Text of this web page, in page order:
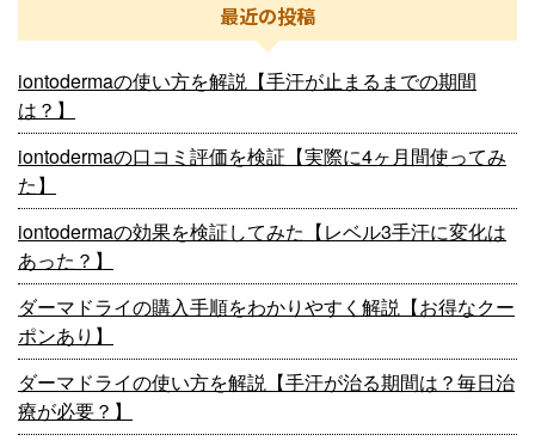
最近の投稿
iontodermaの使い方を解説【手汗が止まるまでの期間
は？】
iontodermaの口コミ評価を検証【実際に4ヶ月間使ってみ
た】
iontodermaの効果を検証してみた【レベル3手汗に変化は
あった？】
ダーマドライの購入手順をわかりやすく解説【お得なクー
ポンあり】
ダーマドライの使い方を解説【手汗が治る期間は？毎日治
療が必要？】